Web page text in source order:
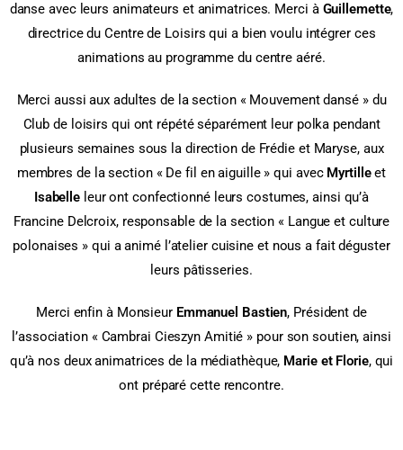
danse avec leurs animateurs et animatrices. Merci à Guillemette,
directrice du Centre de Loisirs qui a bien voulu intégrer ces
animations au programme du centre aéré.
Merci aussi aux adultes de la section « Mouvement dansé » du
Club de loisirs qui ont répété séparément leur polka pendant
plusieurs semaines sous la direction de Frédie et Maryse, aux
membres de la section « De fil en aiguille » qui avec Myrtilleet
Isabelle leur ont confectionné leurs costumes, ainsi qu’à
Francine Delcroix, responsable de la section « Langue et culture
polonaises » qui a animé l’atelier cuisine et nous a fait déguster
leurs pâtisseries.
Merci enfin à Monsieur Emmanuel Bastien, Président de
l’association « Cambrai Cieszyn Amitié » pour son soutien, ainsi
qu’à nos deux animatrices de la médiathèque, Marie et Florie, qui
ont préparé cette rencontre.